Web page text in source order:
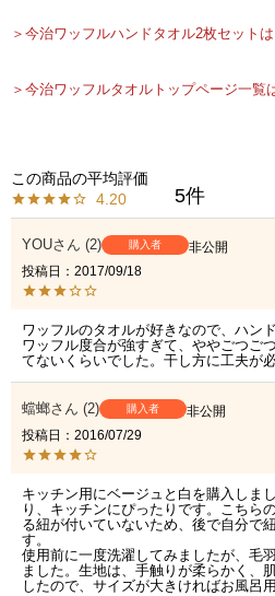
＞今治ワッフルハンドタオル2枚セット
＞今治ワッフルタオルトップページ一覧
4.20 5
YOU 2 購入者
非公開
投稿日
2017/09/18
ワッフルのタオルが好きなので、ハン
ワッフル度合が強すぎて、ややごつご
てないくらいでした。干し方に工夫が
蟷螂 2 購入者
非公開
投稿日
2016/07/29
キッチン用にベージュと白を購入しま
り、キッチンにぴったりです。こちら
る紐が付いていないため、後で自分で
す。
使用前に一度洗濯してみましたが、毛
ました。生地は、手触りが柔らかく、
したので、サイズが大きければお風呂